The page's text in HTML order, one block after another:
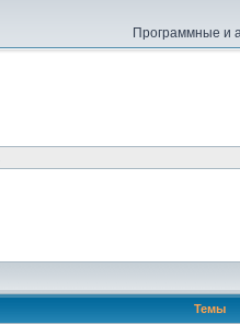
Программные и
Темы